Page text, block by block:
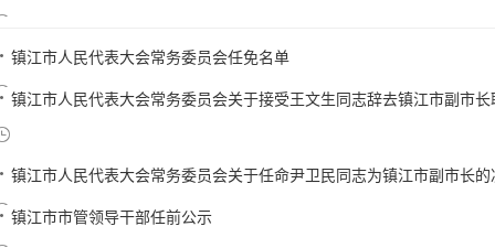
镇江市人民代表大会常务委员会任免名单
镇江市人民代表大会常务委员会关于接受王文生同志辞去镇江市副市
镇江市人民代表大会常务委员会关于任命尹卫民同志为镇江市副市长的
镇江市市管领导干部任前公示